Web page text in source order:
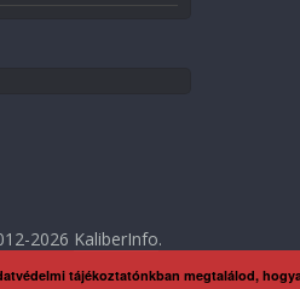
2026 KaliberInfo.
tájékoztatónkban megtalálod,